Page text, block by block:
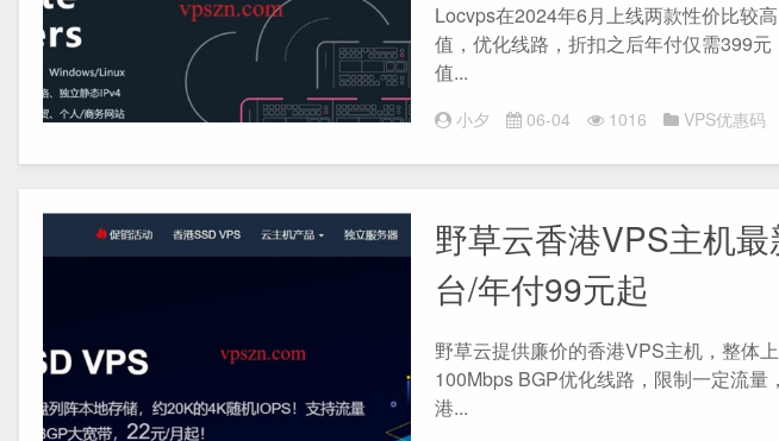
Locvps在2024年6月上线两款性价比较
值，优化线路，折扣之后年付仅需399
值...
小夕 06-04 1016 VPS优惠码
野草云香港VPS主机
台/年付99元起
野草云提供廉价的香港VPS主机，整体
100Mbps BGP优化线路，限制一定流
港...